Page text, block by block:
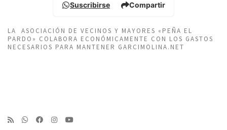
Suscribirse Compartir
LA ASOCIACIÓN DE VECINOS Y MAYORES «PEÑA EL
PARDO» COLABORA ECONÓMICAMENTE CON LOS GASTOS
NECESARIOS PARA MANTENER GARCIMOLINA.NET